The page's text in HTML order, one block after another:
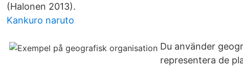
(Halonen 2013).
Kankuro naruto
Du använder
representera de